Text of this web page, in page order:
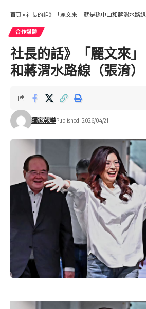
首頁 » 社長的話》「麗文來」 就是孫中山和蔣渭水路線
合作媒體
社長的話》「麗文來
和蔣渭水路線（張淯）
獨家報導Published: 2026/04/21